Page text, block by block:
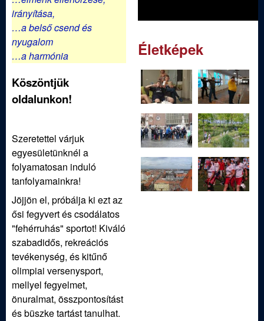
irányítása,
…a belső csend és
nyugalom
…a harmónia
Köszöntjük
oldalunkon!
Szeretettel várjuk
egyesületünknél a
folyamatosan induló
tanfolyamainkra!
Jöjjön el, próbálja ki ezt az
ősi fegyvert és csodálatos
"fehérruhás" sportot! Kiváló
szabadidős, rekreációs
tevékenység, és kitűnő
olimpiai versenysport,
mellyel fegyelmet,
önuralmat, összpontosítást
és büszke tartást tanulhat.
Életképek